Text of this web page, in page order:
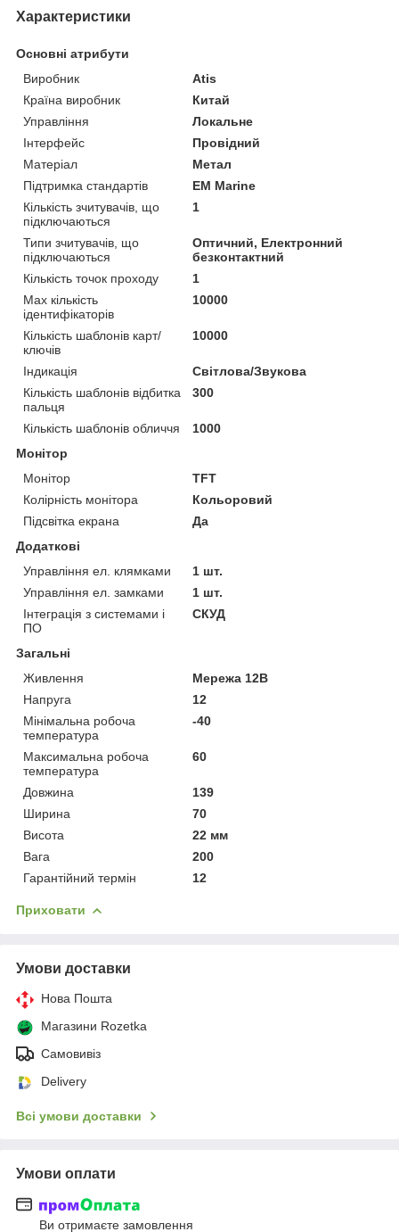
Характеристики
Основні атрибути
Виробник
Atis
Країна виробник
Китай
Управління
Локальне
Інтерфейс
Провідний
Матеріал
Метал
Підтримка стандартів
EM Marine
Кількість зчитувачів, що
підключаються
1
Типи зчитувачів, що
підключаються
Оптичний, Електронний
безконтактний
Кількість точок проходу
1
Max кількість
ідентифікаторів
10000
Кількість шаблонів карт/
ключів
10000
Індикація
Світлова/Звукова
Кількість шаблонів відбитка
пальця
300
Кількість шаблонів обличчя
1000
Монітор
Монітор
TFT
Колірність монітора
Кольоровий
Підсвітка екрана
Да
Додаткові
Управління ел. клямками
1 шт.
Управління ел. замками
1 шт.
Інтеграція з системами і
ПО
СКУД
Загальні
Живлення
Мережа 12В
Напруга
12
Мінімальна робоча
температура
-40
Максимальна робоча
температура
60
Довжина
139
Ширина
70
Висота
22 мм
Вага
200
Гарантійний термін
12
Приховати
Умови доставки
Нова Пошта
Магазини Rozetka
Самовивіз
Delivery
Всі умови доставки
Умови оплати
Ви отримаєте замовлення